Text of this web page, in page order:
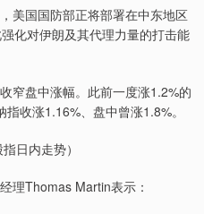
美国国防部正将部署在中东地区
化对伊朗及其代理力量的打击能
窄盘中涨幅。此前一度涨1.2%的
收涨1.16%、盘中曾涨1.8%。
日内走势）
理Thomas Martin表示：